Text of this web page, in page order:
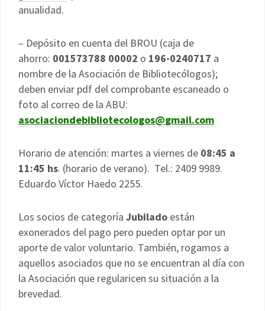
anualidad.
– Depósito en cuenta del BROU (caja de
ahorro: 001573788 00002 o 196-0240717 a
nombre de la Asociación de Bibliotecólogos);
deben enviar pdf del comprobante escaneado o
foto al correo de la ABU:
asociaciondebibliotecologos@gmail.com
Horario de atención: martes a viernes de 08:45 a
11:45 hs. (horario de verano). Tel.: 2409 9989.
Eduardo Víctor Haedo 2255.
Los socios de categoría Jubilado están
exonerados del pago pero pueden optar por un
aporte de valor voluntario. También, rogamos a
aquellos asociados que no se encuentran al día con
la Asociación que regularicen su situación a la
brevedad.